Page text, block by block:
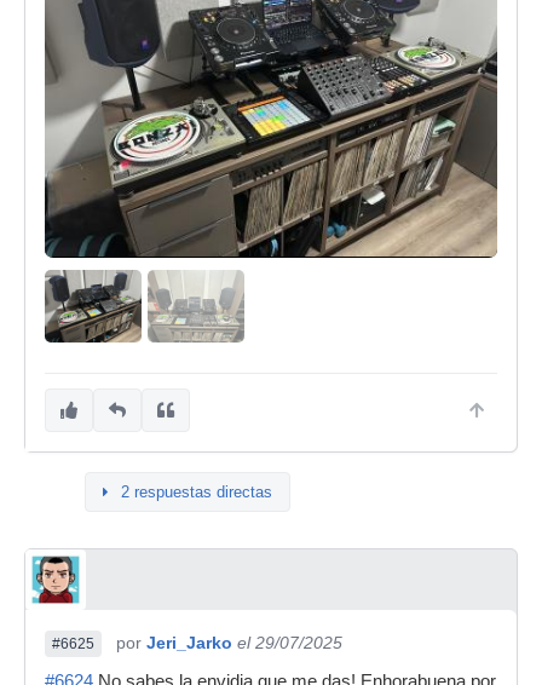
2 respuestas directas
#6625 por Jeri_Jarko el 29/07/2025